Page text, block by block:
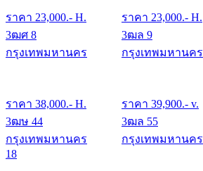
ราคา 23,000.- H. ราคา 23,000.- H.
3ฒศ 8
กรุงเทพมหานคร
ราคา 38,000.- H.
3ฒล 9
กรุงเทพมหานคร
ราคา 39,900.- v.
3ฒษ 44
กรุงเทพมหานคร
18
3ฒล 55
กรุงเทพมหานคร